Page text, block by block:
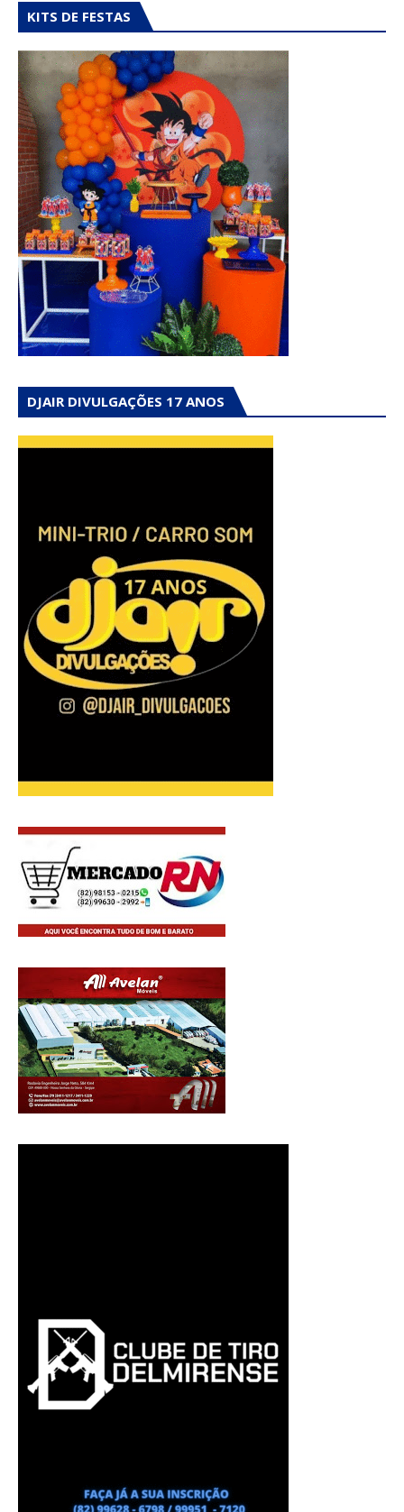
KITS DE FESTAS
DJAIR DIVULGAÇÕES 17 ANOS